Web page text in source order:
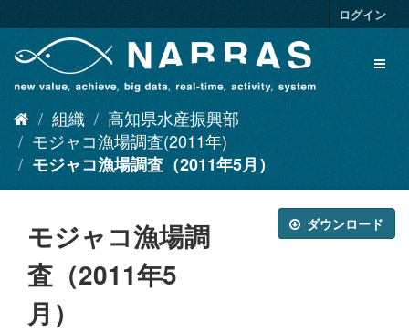
キ
ログイン
組織
高知県水産振興部
モジャコ漁場調査(2011年)
モジャコ漁場調査（2011年5月）
ダウンロード
モジャコ漁場調
査（2011年5
月）